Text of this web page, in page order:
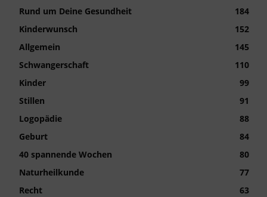
Rund um Deine Gesundheit
184
Kinderwunsch
152
Allgemein
145
Schwangerschaft
110
Kinder
99
Stillen
91
Logopädie
88
Geburt
84
40 spannende Wochen
80
Naturheilkunde
77
Recht
63